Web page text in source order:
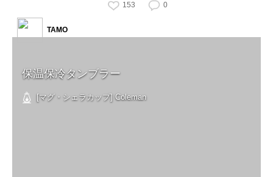
153 0
保温保冷タンブラー
[マグ・シェラカップ] Coleman
TAMO